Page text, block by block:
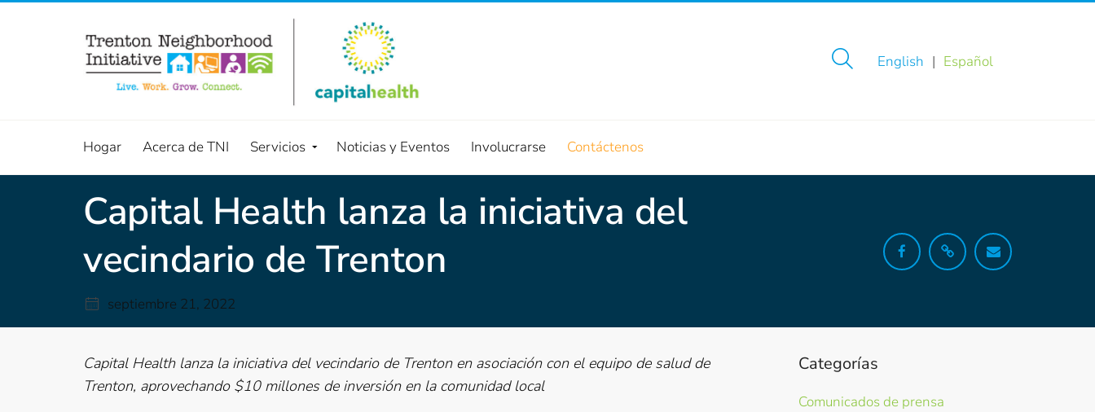
English Español
Hogar Acerca de TNI Servicios Noticias y Eventos Involucrarse Contáctenos
Capital Health lanza la iniciativa del
vecindario de Trenton
septiembre 21, 2022
Capital Health lanza la iniciativa del vecindario de Trenton en asociación con el equipo de salud de
Trenton, aprovechando $10 millones de inversión en la comunidad local
Categorías
Comunicados de prensa